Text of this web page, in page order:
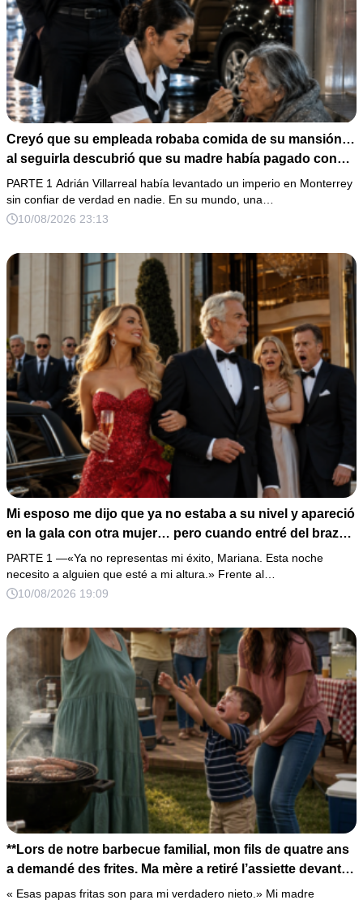
Creyó que su empleada robaba comida de su mansión…
al seguirla descubrió que su madre había pagado con
sus piernas por salvarle la vida 15 años atrás
PARTE 1 Adrián Villarreal había levantado un imperio en Monterrey
sin confiar de verdad en nadie. En su mundo, una…
10/08/2026 23:13
Mi esposo me dijo que ya no estaba a su nivel y apareció
en la gala con otra mujer… pero cuando entré del brazo
del hombre que él más admiraba, descubrió demasiado
tarde que era mi padre.
PARTE 1 —«Ya no representas mi éxito, Mariana. Esta noche
necesito a alguien que esté a mi altura.» Frente al…
10/08/2026 19:09
**Lors de notre barbecue familial, mon fils de quatre ans
a demandé des frites. Ma mère a retiré l’assiette devant
lui en déclarant : « Celles-ci sont pour mon véritable
« Esas papas fritas son para mi verdadero nieto.» Mi madre